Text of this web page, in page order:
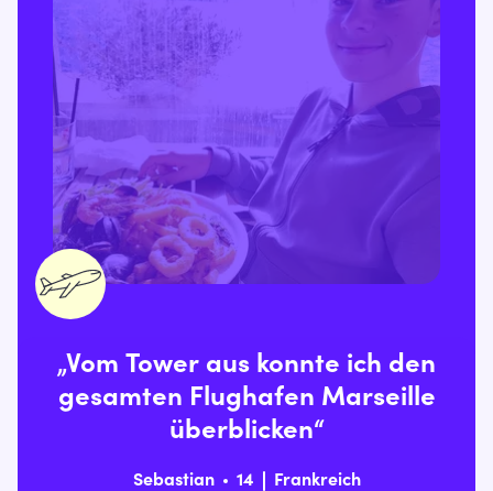
„Vom Tower aus konnte ich den
gesamten Flughafen Marseille
überblicken“
Sebastian 14
Frankreich